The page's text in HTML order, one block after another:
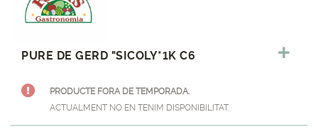
PURE DE GERD "SICOLY*1K C6
PRODUCTE FORA DE TEMPORADA.
ACTUALMENT NO EN TENIM DISPONIBILITAT.